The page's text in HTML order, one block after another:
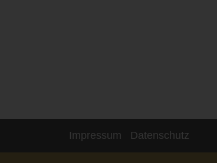
Impressum Datenschutz